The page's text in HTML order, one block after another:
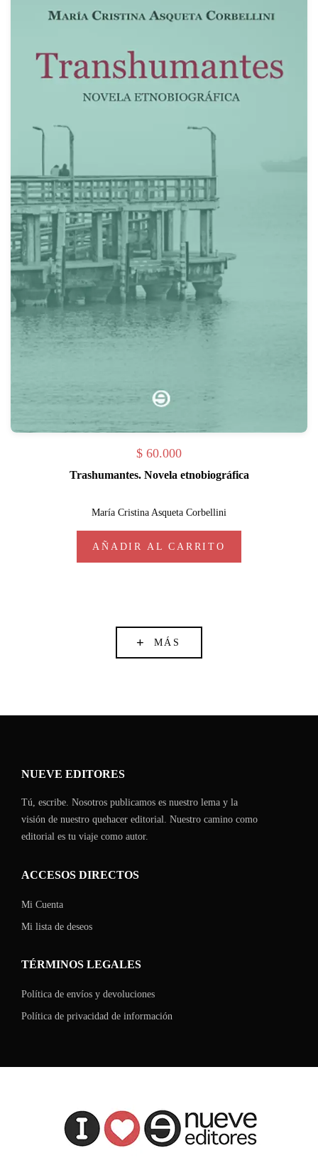
$ 60.000
Trashumantes. Novela etnobiográfica
María Cristina Asqueta Corbellini
AÑADIR AL CARRITO
MÁS
NUEVE EDITORES
Tú, escribe. Nosotros publicamos es nuestro lema y la
visión de nuestro quehacer editorial. Nuestro camino como
editorial es tu viaje como autor.
ACCESOS DIRECTOS
Mi Cuenta
Mi lista de deseos
TÉRMINOS LEGALES
Política de envíos y devoluciones
Política de privacidad de información